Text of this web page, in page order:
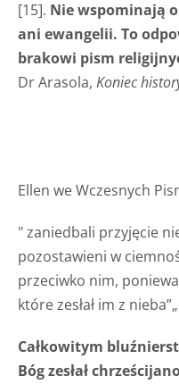
[15]. Nie wspominają
ani ewangelii. To
brakowi pism
Dr Arasola, Koniec
Ellen we Wczesnych
" zaniedbali przyjęcie
pozostawieni w
przeciwko nim,
które zesłał im z nieba”„
Całkowitym
Bóg zesłał